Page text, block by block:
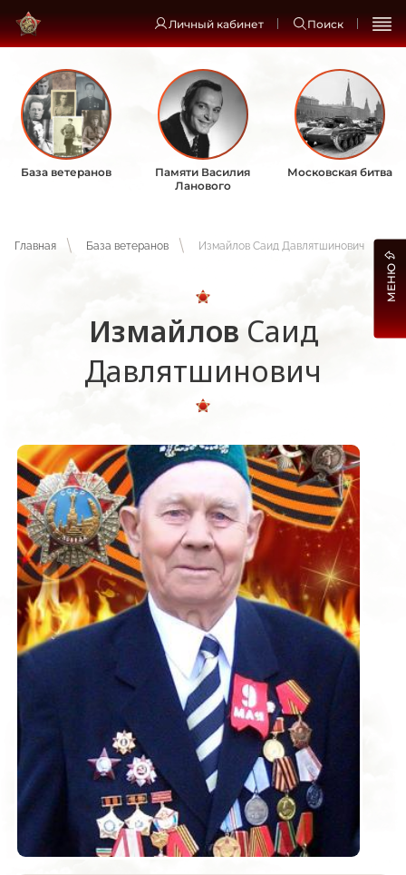
Личный кабинет Поиск
База ветеранов
Памяти Василия
Ланового
Московская битва
Главная База ветеранов Измайлов Саид Давлятшинович
Измайлов Саид
Давлятшинович
МЕНЮ